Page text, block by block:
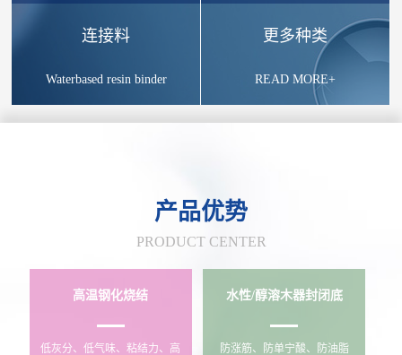
连接料
Waterbased resin binder
更多种类
READ MORE+
产品优势
PRODUCT CENTER
高温钢化烧结
低灰分、低气味、粘结力、高
水性/醇溶木器封闭底
防涨筋、防单宁酸、防油脂